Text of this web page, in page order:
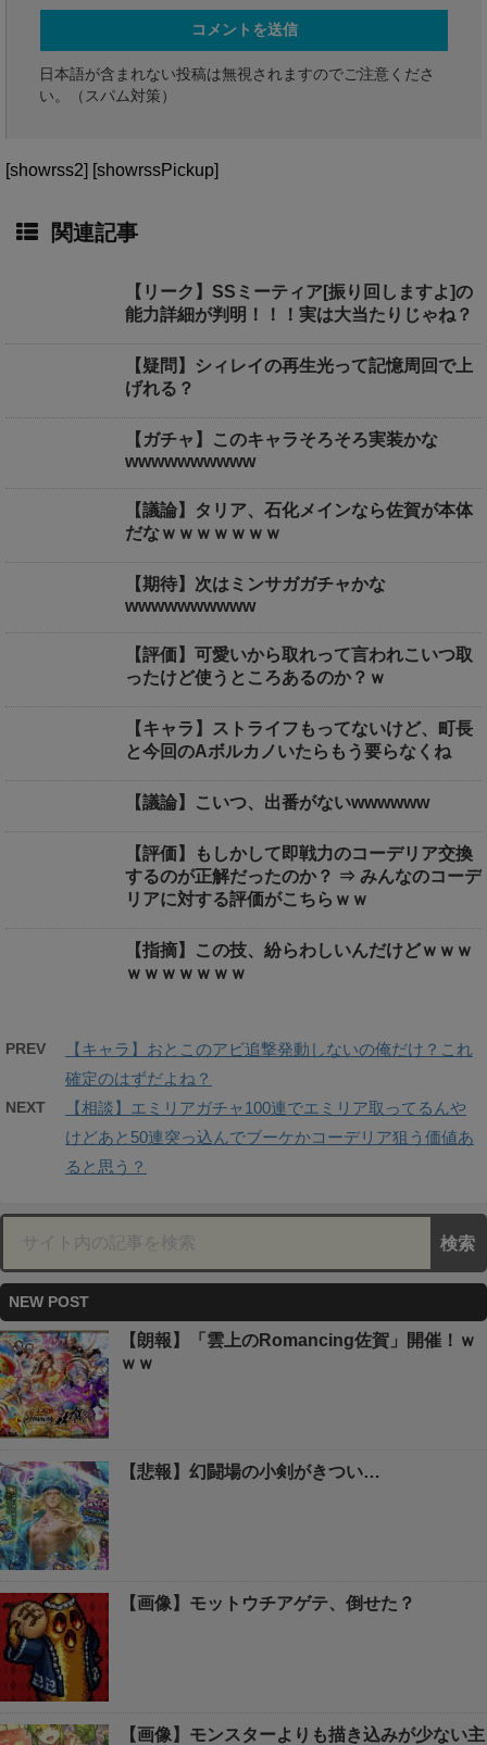
日本語が含まれない投稿は無視されますのでご注意くださ
い。（スパム対策）
[showrss2] [showrssPickup]
関連記事
【リーク】SSミーティア[振り回しますよ]の
能力詳細が判明！！！実は大当たりじゃね？
【疑問】シィレイの再生光って記憶周回で上
げれる？
【ガチャ】このキャラそろそろ実装かな
wwwwwwwwww
【議論】タリア、石化メインなら佐賀が本体
だなｗｗｗｗｗｗｗ
【期待】次はミンサガガチャかな
wwwwwwwwww
【評価】可愛いから取れって言われこいつ取
ったけど使うところあるのか？ｗ
【キャラ】ストライフもってないけど、町長
と今回のAボルカノいたらもう要らなくね
【議論】こいつ、出番がないwwwwww
【評価】もしかして即戦力のコーデリア交換
するのが正解だったのか？ ⇒ みんなのコーデ
リアに対する評価がこちらｗｗ
【指摘】この技、紛らわしいんだけどｗｗｗ
ｗｗｗｗｗｗｗ
PREV
【キャラ】おとこのアビ追撃発動しないの俺だけ？これ
確定のはずだよね？
NEXT
【相談】エミリアガチャ100連でエミリア取ってるんや
けどあと50連突っ込んでブーケかコーデリア狙う価値あ
ると思う？
NEW POST
【朗報】「雲上のRomancing佐賀」開催！ｗ
ｗｗ
【悲報】幻闘場の小剣がきつい…
【画像】モットウチアゲテ、倒せた？
【画像】モンスターよりも描き込みが少ない主